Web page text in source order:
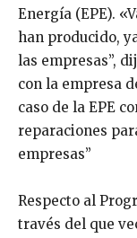
Energía (EPE).
han producido,
las empresas”,
con la empresa
caso de la EPE
reparaciones
empresas”
Respecto al
través del que